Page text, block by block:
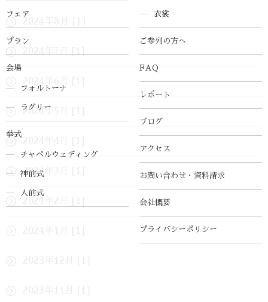
フェア
プラン
会場
フォルトーナ
ラグリー
挙式
チャペルウェディング
神前式
人前式
衣裳
ご参列の方へ
FAQ
レポート
ブログ
アクセス
お問い合わせ・資料請求
会社概要
プライバシーポリシー
2024年5月 [1]
2024年3月 [1]